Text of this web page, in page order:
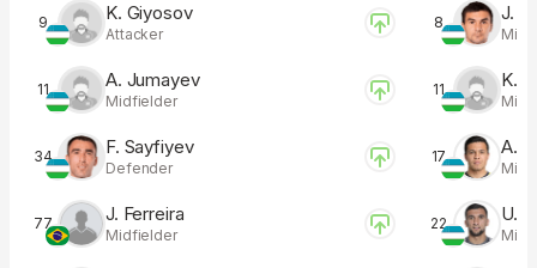
9 K. Giyosov
Attacker
11 A. Jumayev
Midfielder
34 F. Sayfiyev
Defender
77 J. Ferreira
Midfielder
8 J.
11 K.
17 A.
22 U.